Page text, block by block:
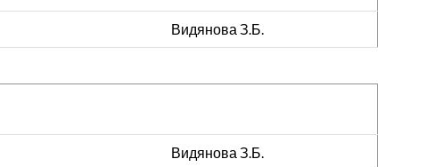
Видянова З.Б.
Видянова З.Б.